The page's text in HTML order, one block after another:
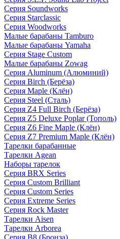
Серия Soundworks
Серия Starclassic
Серия Woodworks
Малые барабаны Tamburo
Малые барабаны Yamaha
Серия Stage Custom
Малые барабаны Zowag
Серия Aluminum (Алюминий)
Серия Birch (Берёза)
Серия Maple (Клён)
Серия Steel (Сталь)
Серия Z4 Full Birch (Берёза)
Серия Z5 Deluxe Poplar (Тополь)
Серия Z6 Fine Maple (Клён)
Серия Z7 Premium Maple (Клён)
Тарелки барабанные
Тарелки Agean
Наборы тарелок
Серия BRX Series
Серия Custom Brilliant
Серия Custom Series
Серия Extreme Series
Серия Rock Master
Тарелки Aisen
Тарелки Arborea
Серия B8 (Бронза)